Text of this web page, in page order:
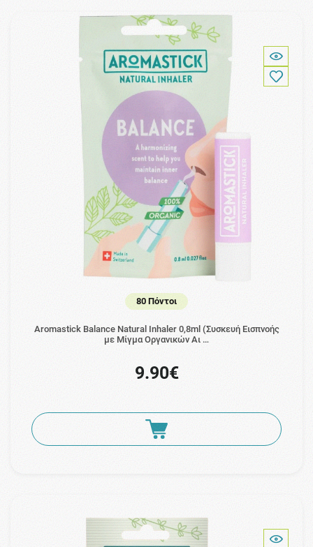
80 Πόντοι
Aromastick Balance Natural Inhaler 0,8ml (Συσκευή Εισπνοής
με Μίγμα Οργανικών Αι …
9.90€